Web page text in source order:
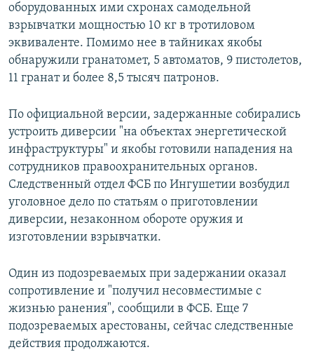
оборудованных ими схронах самодельной
взрывчатки мощностью 10 кг в тротиловом
эквиваленте. Помимо нее в тайниках якобы
обнаружили гранатомет, 5 автоматов, 9 пистолетов,
11 гранат и более 8,5 тысяч патронов.
По официальной версии, задержанные собирались
устроить диверсии "на объектах энергетической
инфраструктуры" и якобы готовили нападения на
сотрудников правоохранительных органов.
Следственный отдел ФСБ по Ингушетии возбудил
уголовное дело по статьям о приготовлении
диверсии, незаконном обороте оружия и
изготовлении взрывчатки.
Один из подозреваемых при задержании оказал
сопротивление и "получил несовместимые с
жизнью ранения", сообщили в ФСБ. Еще 7
подозреваемых арестованы, сейчас следственные
действия продолжаются.